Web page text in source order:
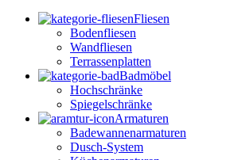
Fliesen
Bodenfliesen
Wandfliesen
Terrassenplatten
Badmöbel
Hochschränke
Spiegelschränke
Armaturen
Badewannenarmaturen
Dusch-System